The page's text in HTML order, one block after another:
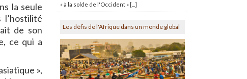
la seule
de son
ce qui a
»,
« à la solde de l'Occident » [...]
Les défis de l'Afrique dans un monde global